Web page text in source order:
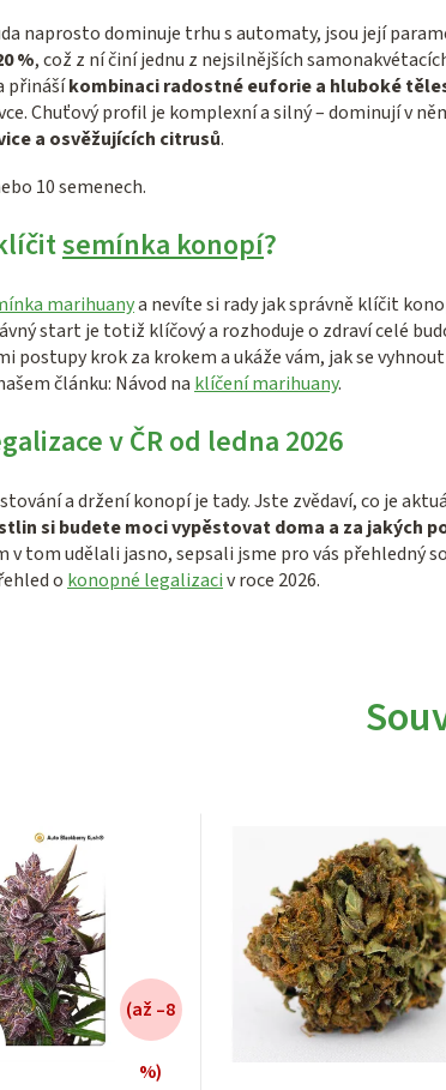
naprosto dominuje trhu s automaty, jsou její
%, což z ní činí jednu z nejsilnějších
přinášíkombinaci radostné euforie a hluboké
Chuťový profil je komplexní a silný – dominují v
a osvěžujících citrusů.
10 semenech.
semínka konopí?
marihuanya nevíte si rady jak správně klíčit
start je totiž klíčový a rozhoduje o zdraví celé
postupy krok za krokem a ukáže vám, jak se
článku: Návod na klíčení marihuany.
v ČR od ledna 2026
a držení konopí je tady. Jste zvědaví, co je
si budete moci vypěstovat doma a za jakých
v tom udělali jasno, sepsali jsme pro vás přehledný
o konopné legalizaciv roce 2026.
(až –8
%)